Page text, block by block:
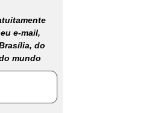
e-mail,
do
mundo